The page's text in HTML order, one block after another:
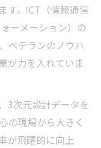
す。ICT（情報通信
ーメーション）の
ベテランのノウハ
が力を入れていま
3次元設計データを
の現場から大きく
が飛躍的に向上